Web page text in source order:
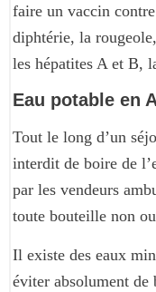
faire un vaccin
diphtérie, la
les hépatites A et B,
Eau potable en
Tout le long d’un
interdit de boire de
par les vendeurs
toute bouteille non
Il existe des eaux
éviter absolument de